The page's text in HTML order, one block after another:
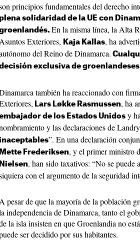
principios fundamentales del derecho
solidaridad de la UE con
En la misma línea, la Alta
Asuntos Exteriores, Kaja Kallas, ha
del Reino de Dinamarca.
exclusiva de groenlandeses
también ha reaccionado con
Lars Løkke Rasmussen, ha
de los Estados Unidos y
y las declaraciones de
”. En una declaración
Mette Frederiksen, y el primer ministro
Nielsen, han sido taxativos: “No se
con el argumento de la seguridad
A pesar de que la mayoría de la población
independencia de Dinamarca, tanto el
la isla insisten en que Groenlandia no
ser decidido por sus habitantes.